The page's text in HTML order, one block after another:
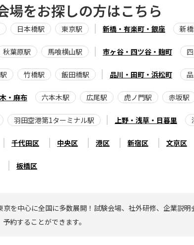
場をお探しの方はこちら
日本橋駅 東京駅 新橋・有楽町・銀座 新
秋葉原駅 馬喰横山駅 市ヶ谷・四ツ谷・麹町
竹橋駅 飯田橋駅 品川・田町・浜松町
・麻布 六本木駅 広尾駅 虎ノ門駅 赤坂駅
羽田空港第1ターミナル駅 上野・浅草・日暮里
千代田区 中央区 港区 新宿区 文京区
板橋区
を中心に全国に多数展開！試験会場、社外研修、企業説
約することができます。